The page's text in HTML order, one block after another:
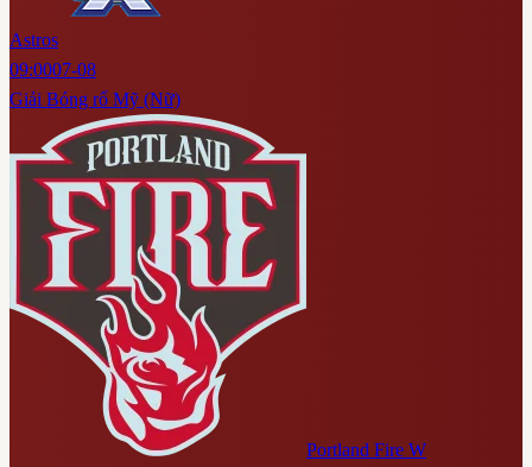
Astros
09:0007-08
Giải Bóng rổ Mỹ (Nữ)
Portland Fire W